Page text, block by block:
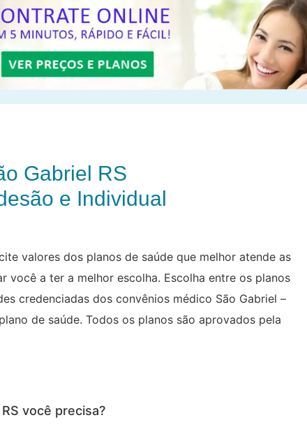
Gabriel RS
e Individual
valores dos planos de saúde que melhor atende as
você a ter a melhor escolha. Escolha entre os planos
credenciadas dos convênios médico São Gabriel –
de saúde. Todos os planos são aprovados pela
você precisa?